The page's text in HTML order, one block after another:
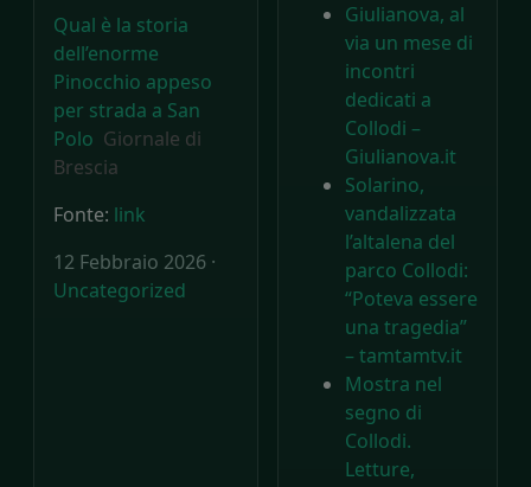
Qual è la storia
dell’enorme
Pinocchio appeso
per strada a San
Polo Giornale di
Brescia
Fonte: link
12 Febbraio 2026 ·
Uncategorized
Giulianova, al
via un mese di
incontri
dedicati a
Collodi –
Giulianova.it
Solarino,
vandalizzata
l’altalena del
parco Collodi:
“Poteva essere
una tragedia”
– tamtamtv.it
Mostra nel
segno di
Collodi.
Letture,